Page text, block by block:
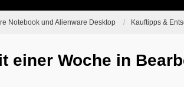
Notebook und Alienware Desktop Kauftipps &
einer Woche in